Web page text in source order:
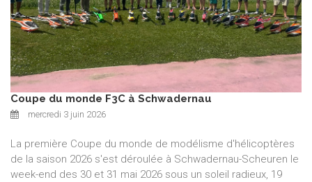
Coupe du monde F3C à Schwadernau
mercredi 3 juin 2026
La première Coupe du monde de modélisme d'hélicoptères
de la saison 2026 s'est déroulée à Schwadernau-Scheuren le
week-end des 30 et 31 mai 2026 sous un soleil radieux, 19